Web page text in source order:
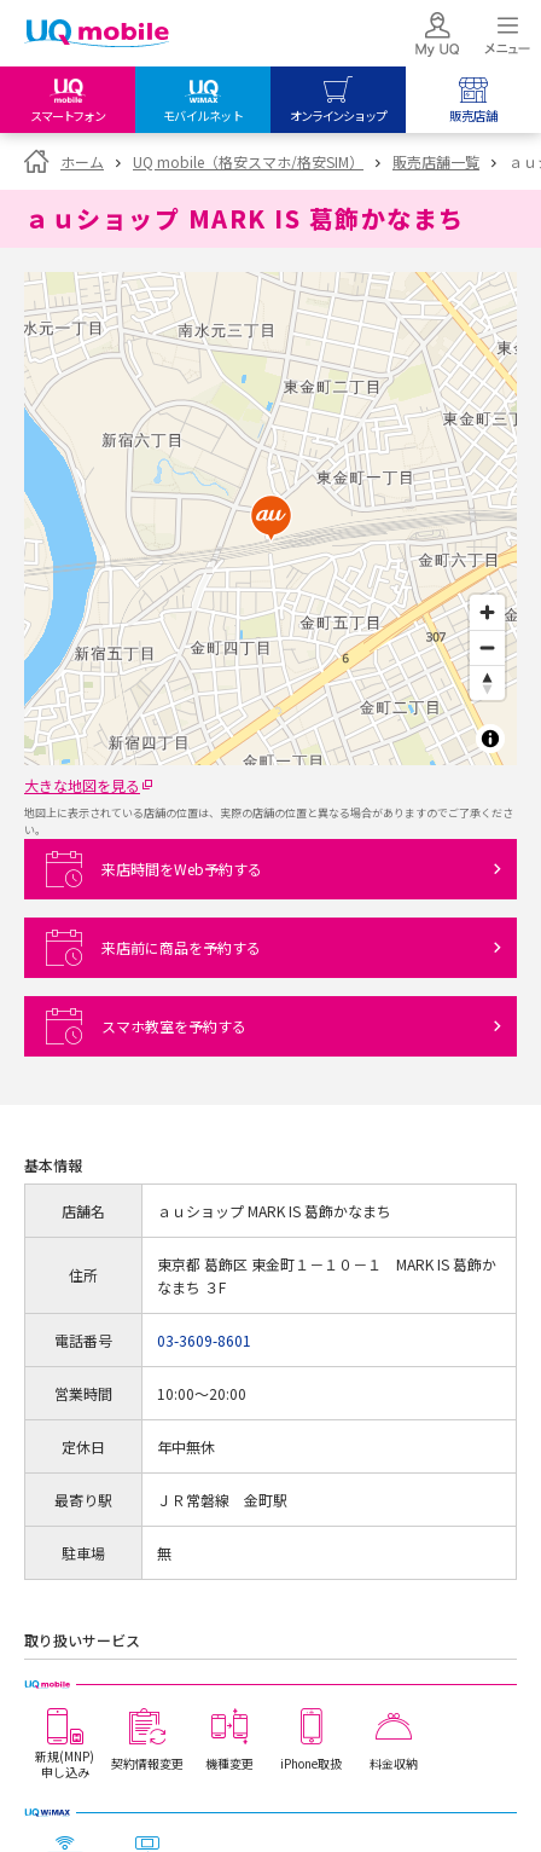
スマートフォン モバイルネット オンラインショップ 販売店舗
my UQ WiMAX
UQ WiMAX ご契約の方
My UQ mobile
UQ mobile
データチャージサイト
UQ mobile
オンラインショップ
UQ WiMAX
UQ mobile
販売店舗
UQ WiMAX
ホーム UQ mobile（格安スマホ/格安SIM） 販売店舗一覧 ａ
ａｕショップ MARK IS 葛飾かなまち
大きな地図を見る
地図上に表示されている店舗の位置は、実際の店舗の位置と異なる場合がありますのでご了承くださ
い。
来店時間をWeb予約する
来店前に商品を予約する
スマホ教室を予約する
基本情報
店舗名 ａｕショップ MARK IS 葛飾かなまち
住所
東京都 葛飾区 東金町１－１０－１ MARK IS 葛飾か
なまち ３F
電話番号 03-3609-8601
営業時間 10:00～20:00
定休日 年中無休
最寄り駅 ＪＲ常磐線 金町駅
駐車場 無
取り扱いサービス
新規(MNP)
申し込み
契約情報変更 機種変更 iPhone取扱 料金収納